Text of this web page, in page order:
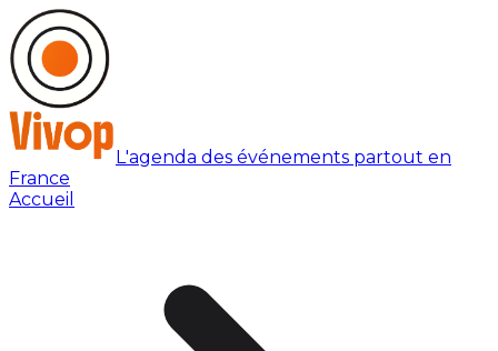
L'agenda des événements partout en
France
Accueil